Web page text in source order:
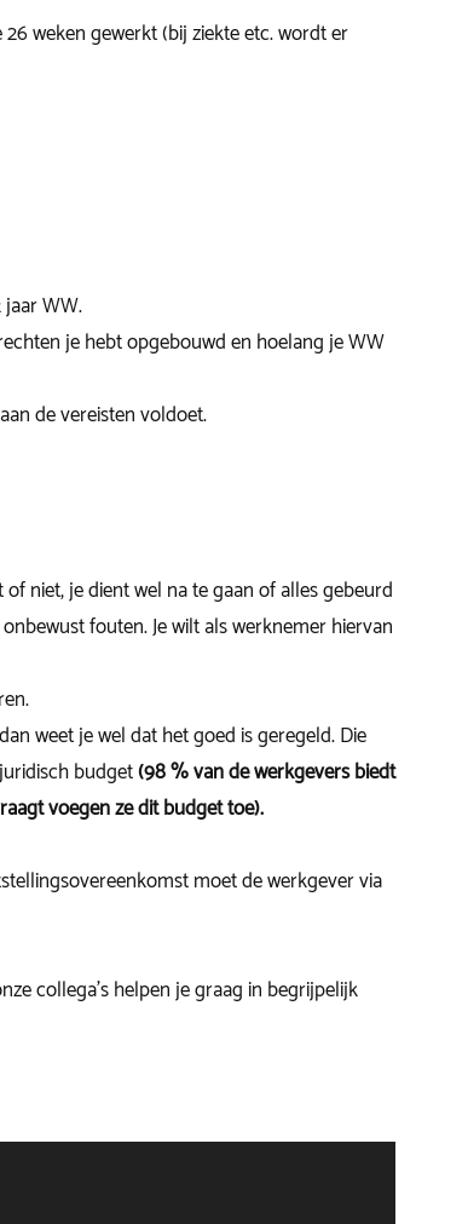
weken gewerkt (bij ziekte etc. wordt er
WW.
je hebt opgebouwd en hoelang je WW
de vereisten voldoet.
niet, je dient wel na te gaan of alles gebeurd
fouten. Je wilt als werknemer hiervan
weet je wel dat het goed is geregeld. Die
budget(98 % van de werkgevers biedt
voegen ze dit budget toe).
moet de werkgever via
collega’s helpen je graag in begrijpelijk